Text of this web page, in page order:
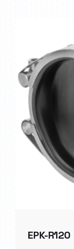
EPK-R120